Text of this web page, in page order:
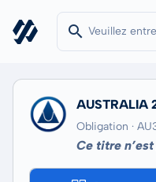
AUSTRALIA
Obligation ·
Ce titre